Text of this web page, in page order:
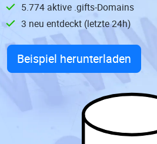
5.774 aktive .gifts-Domains
3 neu entdeckt (letzte 24h)
Beispiel herunterladen